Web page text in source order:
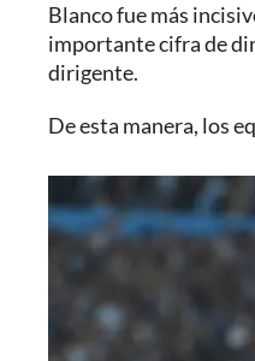
Blanco fue más
importante cifra de
dirigente.
De esta manera, los